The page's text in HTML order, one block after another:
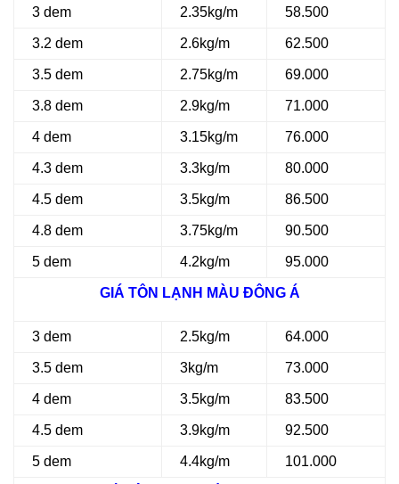
3 dem 2.35kg/m 58.500
3.2 dem 2.6kg/m 62.500
3.5 dem 2.75kg/m 69.000
3.8 dem 2.9kg/m 71.000
4 dem 3.15kg/m 76.000
4.3 dem 3.3kg/m 80.000
4.5 dem 3.5kg/m 86.500
4.8 dem 3.75kg/m 90.500
5 dem 4.2kg/m 95.000
GIÁ TÔN LẠNH MÀU ĐÔNG Á
3 dem 2.5kg/m 64.000
3.5 dem 3kg/m 73.000
4 dem 3.5kg/m 83.500
4.5 dem 3.9kg/m 92.500
5 dem 4.4kg/m 101.000